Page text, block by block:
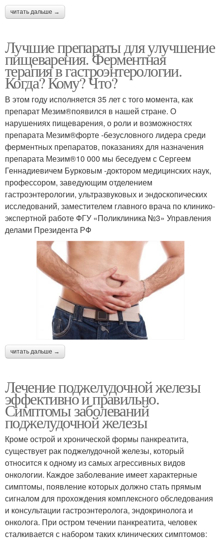
читать дальше →
Лучшие препараты для улучшение
пищеварения. Ферментная
терапия в гастроэнтерологии.
Когда? Кому? Что?
В этом году исполняется 35 лет с того момента, как
препарат Мезим®появился в нашей стране. О
нарушениях пищеварения, о роли и возможностях
препарата Мезим®форте -безусловного лидера среди
ферментных препаратов, показаниях для назначения
препарата Мезим®10 000 мы беседуем с Сергеем
Геннадиевичем Бурковым -доктором медицинских наук,
профессором, заведующим отделением
гастроэнтерологии, ультразвуковых и эндоскопических
исследований, заместителем главного врача по клинико-
экспертной работе ФГУ «Поликлиника №3» Управления
делами Президента РФ
читать дальше →
Лечение поджелудочной железы
эффективно и правильно.
Симптомы заболеваний
поджелудочной железы
Кроме острой и хронической формы панкреатита,
существует рак поджелудочной железы, который
относится к одному из самых агрессивных видов
онкологии. Каждое заболевание имеет характерные
симптомы, появление которых должно стать прямым
сигналом для прохождения комплексного обследования
и консультации гастроэнтеролога, эндокринолога и
онколога. При остром течении панкреатита, человек
сталкивается с набором таких клинических симптомов: